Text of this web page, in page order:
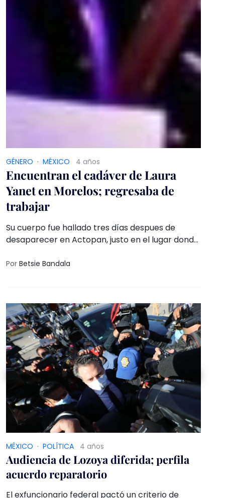
GÉNERO · MÉXICO 4 años
Encuentran el cadáver de Laura
Yanet en Morelos; regresaba de
trabajar
Su cuerpo fue hallado tres días despues de
desaparecer en Actopan, justo en el lugar donde
Por Betsie Bandala
MÉXICO · POLÍTICA 4 años
Audiencia de Lozoya diferida; perfila
acuerdo reparatorio
El exfuncionario federal pactó un criterio de